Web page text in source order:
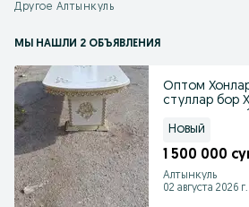
Другое Алтынкуль
МЫ НАШЛИ 2 ОБЪЯВЛЕНИЯ
Оптом
стуллар бор
Новый
1 500 000
Алтынкуль
02 августа 2026 г.